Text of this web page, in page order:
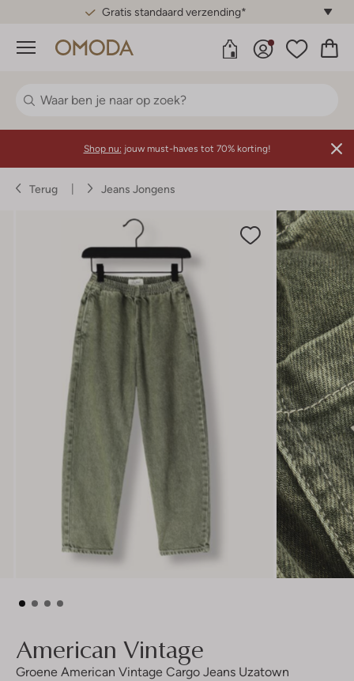
Gratis standaard verzending*
Menu
Shop nu: jouw must-haves tot 70% korting!
Terug Jeans Jongens
American Vintage
Groene American Vintage Cargo Jeans Uzatown